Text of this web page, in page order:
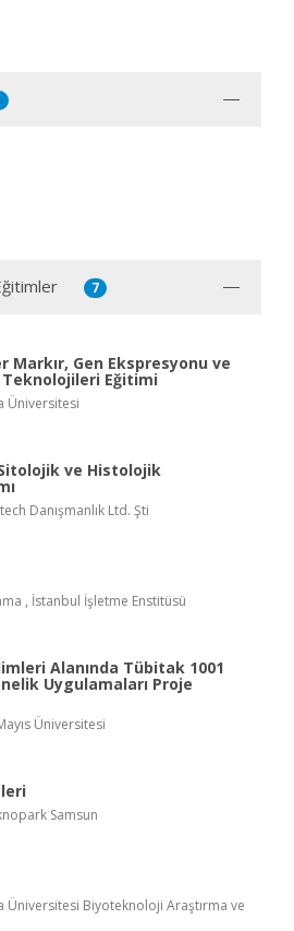
7
Gen Ekspresyonu ve
Eğitimi
Üniversitesi
ve Histolojik
Danışmanlık Ltd. Şti
, İstanbul İşletme Enstitüsü
Alanında Tübitak 1001
Uygulamaları Proje
Üniversitesi
Samsun
Üniversitesi Biyoteknoloji Araştırma ve